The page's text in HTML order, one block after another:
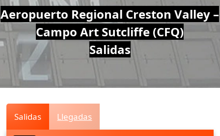
Air
Traffic
Live
Aeropuerto Regional Creston Valley –
Campo Art Sutcliffe (CFQ)
Salidas
Salidas Llegadas